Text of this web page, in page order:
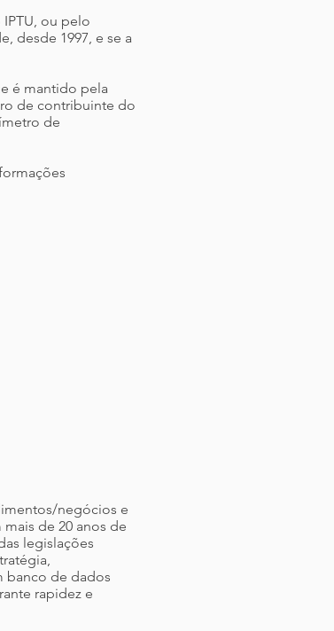
ou pelo
desde 1997, e se a
é mantido pela
de contribuinte do
de
negócios e
de 20 anos de
legislações
banco de dados
rapidez e